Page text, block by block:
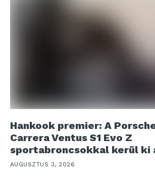
Hankook premier: A
Carrera Ventus S1 Evo Z
sportabroncsokkal kerül ki
AUGUSZTUS 3, 2026